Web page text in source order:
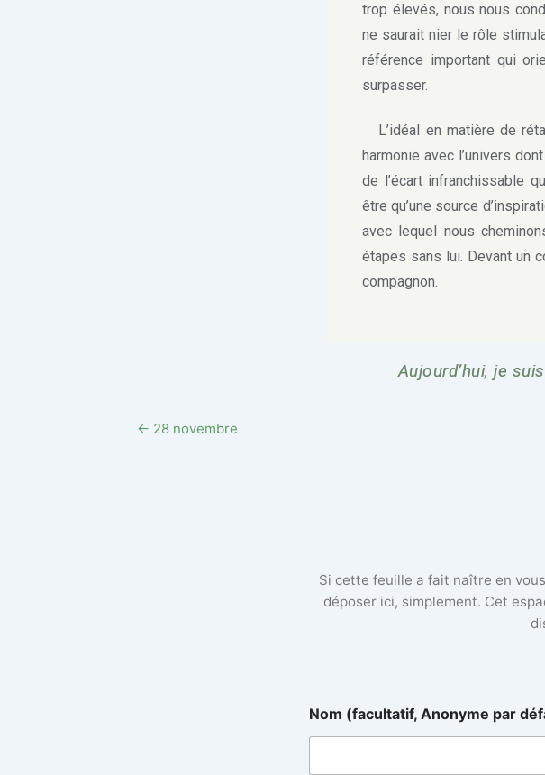
trop élevés, nous nous
ne saurait nier le rôle
référence important qui
surpasser.
L’idéal en matière de
harmonie avec l’univers
de l’écart infranchissable
être qu’une source
avec lequel nous
étapes sans lui. Devant un
compagnon.
Aujourd’hui, je
← 28 novembre
Si cette feuille a fait naître en
déposer ici, simplement. Cet
f
a
u
Nom (facultatif, Anonyme par